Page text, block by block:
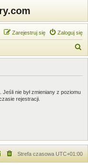
Zaloguj się
Zarejestruj się
z
nie był zmieniany z poziomu
rejestracji.
Strefa czasowa UTC+01:00